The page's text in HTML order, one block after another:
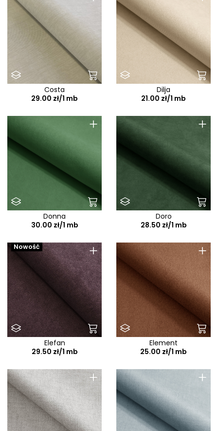
Costa
29.00 zł/1 mb
Dilja
21.00 zł/1 mb
+
Donna
30.00 zł/1 mb
+
Doro
28.50 zł/1 mb
+
Nowość
Elefan
29.50 zł/1 mb
+
Element
25.00 zł/1 mb
+ +